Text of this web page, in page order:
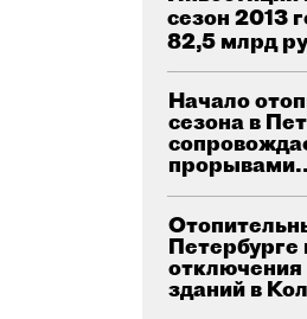
сезон 2013
82,5 млрд
Начало
сезона в
Петербурге
зданий в